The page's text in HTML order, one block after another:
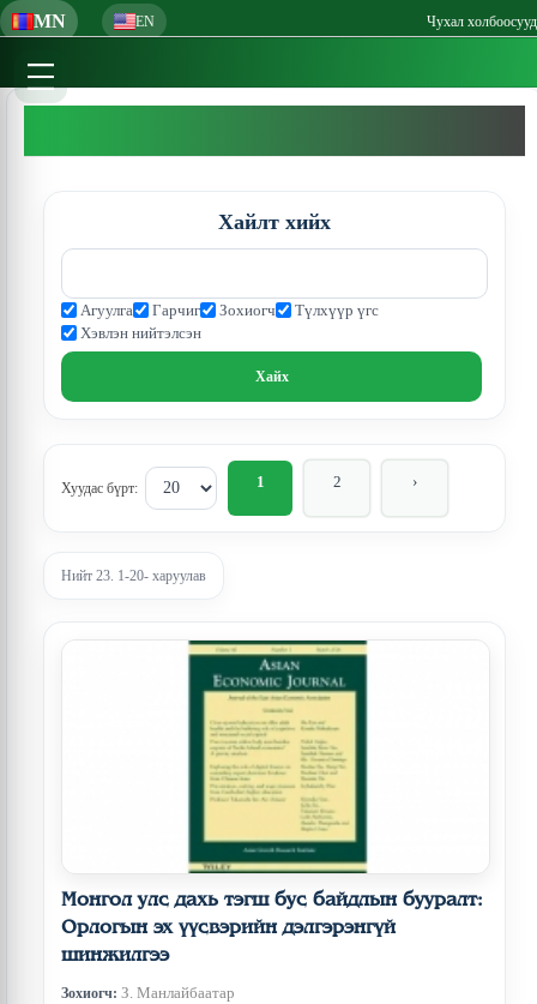
MN EN Чухал холбоосууд
Хайлт хийх
Агуулга Гарчиг Зохиогч
Түлхүүр үгс
Хэвлэн нийтэлсэн
Хуудас бүрт: 1 2 ›
Нийт 23. 1-20- харуулав
Монгол улс дахь тэгш бус байдлын бууралт:
Орлогын эх үүсвэрийн дэлгэрэнгүй
шинжилгээ
Зохиогч: З. Манлайбаатар